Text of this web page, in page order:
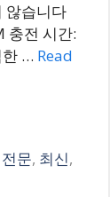
않습니다
충전 시간:
한 … Read
전문, 최신,